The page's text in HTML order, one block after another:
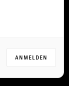
ANMELDEN